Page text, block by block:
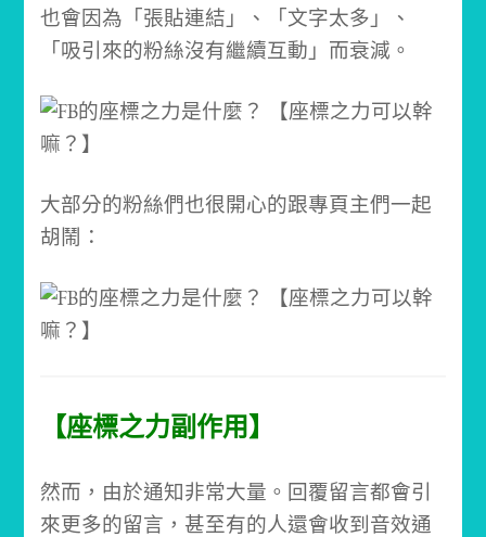
也會因為「張貼連結」、「文字太多」、
「吸引來的粉絲沒有繼續互動」而衰減。
大部分的粉絲們也很開心的跟專頁主們一起
胡鬧：
【座標之力副作用】
然而，由於通知非常大量。回覆留言都會引
來更多的留言，甚至有的人還會收到音效通